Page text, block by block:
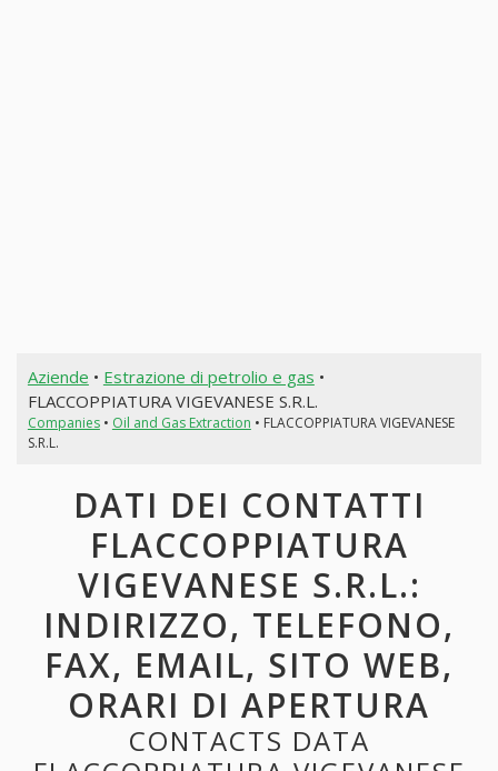
Aziende • Estrazione di petrolio e gas •
FLACCOPPIATURA VIGEVANESE S.R.L.
Companies• Oil and Gas Extraction • FLACCOPPIATURA VIGEVANESE
S.R.L.
DATI DEI CONTATTI
FLACCOPPIATURA
VIGEVANESE S.R.L.:
INDIRIZZO, TELEFONO,
FAX, EMAIL, SITO WEB,
ORARI DI APERTURA
CONTACTS DATA